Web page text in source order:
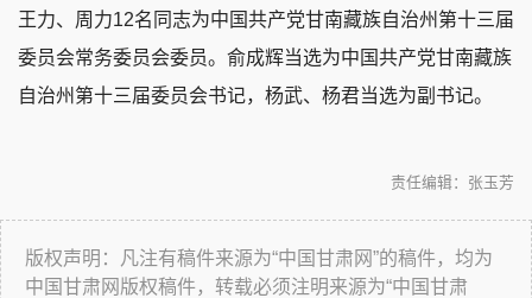
王力、周力12名同志为中国共产党甘南藏族自治州第十三届
委员会常务委员会委员。俞成辉当选为中国共产党甘南藏族
自治州第十三届委员会书记，杨武、杨君当选为副书记。
责任编辑：张玉芳
版权声明：凡注有稿件来源为“中国甘肃网”的稿件，均为
中国甘肃网版权稿件，转载必须注明来源为“中国甘肃